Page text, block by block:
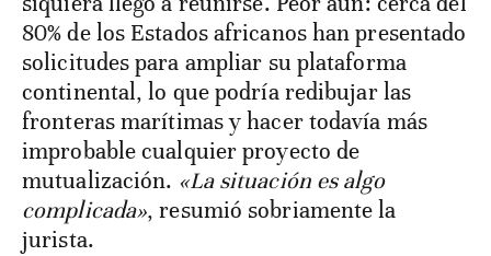
80% de los Estados africanos han presentado
solicitudes para ampliar su plataforma
continental, lo que podría redibujar las
fronteras marítimas y hacer todavía más
improbable cualquier proyecto de
mutualización. «La situación es algo
complicada», resumió sobriamente la
jurista.